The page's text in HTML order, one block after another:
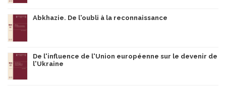
Abkhazie. De l'oubli à la reconnaissance
De l'influence de l'Union européenne sur le devenir de
l'Ukraine